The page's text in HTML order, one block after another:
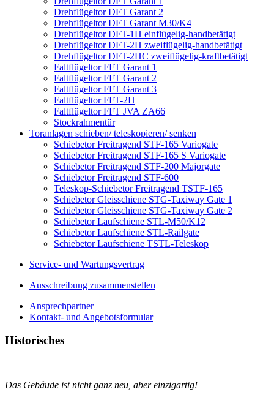
Drehflügeltor DFT Garant 2
Drehflügeltor DFT Garant M30/K4
Drehflügeltor DFT-1H einflügelig-handbetätigt
Drehflügeltor DFT-2H zweiflügelig-handbetätigt
Drehflügeltor DFT-2HC zweiflügelig-kraftbetätigt
Faltflügeltor FFT Garant 1
Faltflügeltor FFT Garant 2
Faltflügeltor FFT Garant 3
Faltflügeltor FFT-2H
Faltflügeltor FFT JVA ZA66
Stockrahmentür
Toranlagen schieben/ teleskopieren/ senken
Schiebetor Freitragend STF-165 Variogate
Schiebetor Freitragend STF-165 S Variogate
Schiebetor Freitragend STF-200 Majorgate
Schiebetor Freitragend STF-600
Teleskop-Schiebetor Freitragend TSTF-165
Schiebetor Gleisschiene STG-Taxiway Gate 1
Schiebetor Gleisschiene STG-Taxiway Gate 2
Schiebetor Laufschiene STL-M50/K12
Schiebetor Laufschiene STL-Railgate
Schiebetor Laufschiene TSTL-Teleskop
Service- und Wartungsvertrag
Ausschreibung zusammenstellen
Ansprechpartner
Kontakt- und Angebotsformular
Historisches
Das Gebäude ist nicht ganz neu, aber einzigartig!